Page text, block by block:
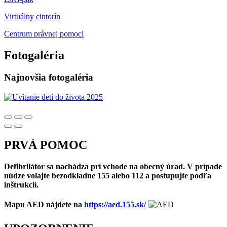
Virtuálny cintorín
Centrum právnej pomoci
Fotogaléria
Najnovšia fotogaléria
PRVÁ POMOC
Defibrilátor sa nachádza pri vchode na obecný úrad. V prípade
núdze volajte bezodkladne 155 alebo 112 a postupujte podľa
inštrukcií.
Mapu AED nájdete na https://aed.155.sk/